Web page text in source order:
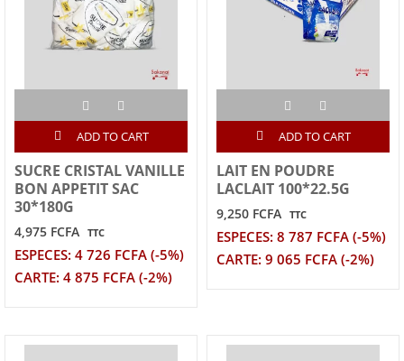
ADD TO CART
SUCRE CRISTAL VANILLE
BON APPETIT SAC
30*180G
4,975 FCFA TTC
ESPECES: 4 726 FCFA (-5%)
CARTE: 4 875 FCFA (-2%)
ADD TO CART
LAIT EN POUDRE
LACLAIT 100*22.5G
9,250 FCFA TTC
ESPECES: 8 787 FCFA (-5%)
CARTE: 9 065 FCFA (-2%)